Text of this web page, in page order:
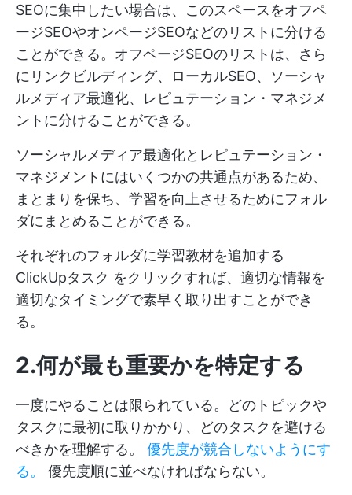
SEOに集中したい場合は、このスペースをオフペ
ージSEOやオンページSEOなどのリストに分ける
ことができる。オフページSEOのリストは、さら
にリンクビルディング、ローカルSEO、ソーシャ
ルメディア最適化、レピュテーション・マネジメ
ントに分けることができる。
ソーシャルメディア最適化とレピュテーション・
マネジメントにはいくつかの共通点があるため、
まとまりを保ち、学習を向上させるためにフォル
ダにまとめることができる。
それぞれのフォルダに学習教材を追加する
ClickUpタスク をクリックすれば、適切な情報を
適切なタイミングで素早く取り出すことができ
る。
2.何が最も重要かを特定する
一度にやることは限られている。どのトピックや
タスクに最初に取りかかり、どのタスクを避ける
べきかを理解する。 優先度が競合しないようにす
る。
優先度順に並べなければならない。